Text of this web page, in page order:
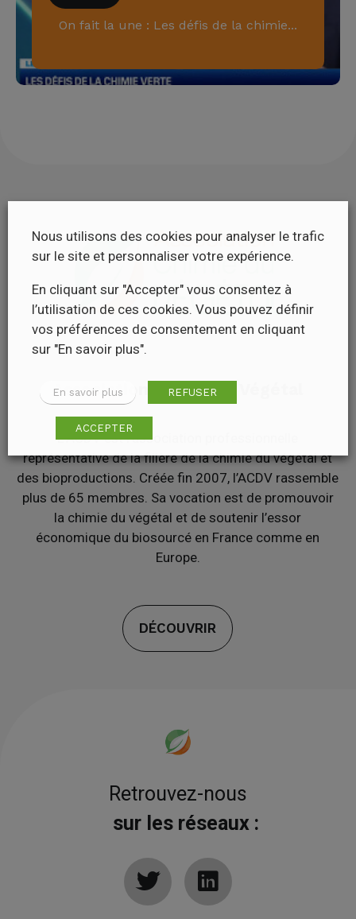
On fait la une : Les défis de la chimie...
Association Chimie du Végétal
L’ACDV est l’association professionnelle
représentative de la filière de la chimie du végétal et
des bioproductions. Créée fin 2007, l’ACDV rassemble
plus de 65 membres. Sa vocation est de promouvoir
la chimie du végétal et de soutenir l’essor
économique du biosourcé en France comme en
Europe.
DÉCOUVRIR
Retrouvez-nous
sur les réseaux :
Nous utilisons des cookies pour analyser le trafic
sur le site et personnaliser votre expérience.
En cliquant sur "Accepter" vous consentez à
l’utilisation de ces cookies. Vous pouvez définir
vos préférences de consentement en cliquant
sur "En savoir plus".
En savoir plus REFUSER
ACCEPTER